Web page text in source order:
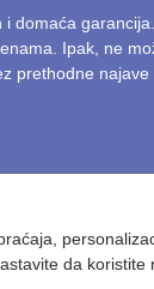
domaća
Ipak, ne
prethodne najave
da koristite